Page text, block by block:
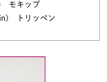
モキップ
トリッペン